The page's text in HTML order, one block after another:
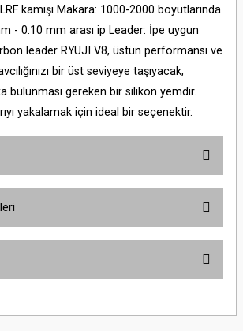
kamışı Makara: 1000-2000 boyutlarında
- 0.10 mm arası ip Leader: İpe uygun
leader RYUJI V8, üstün performansı ve
bir üst seviyeye taşıyacak,
bulunması gereken bir silikon yemdir.
yakalamak için ideal bir seçenektir.
öneri formunu kullanarak tarafımıza